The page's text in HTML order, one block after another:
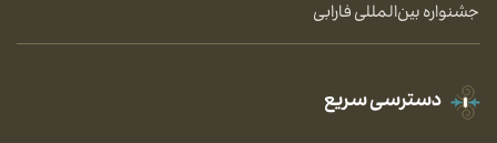
جشنواره بین‌المللی فارابی
دسترسی سریع